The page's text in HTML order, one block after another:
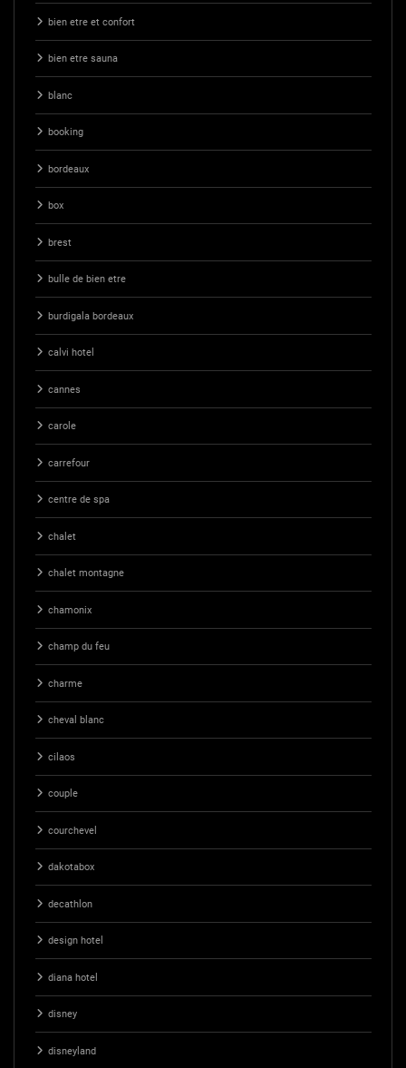
bien etre et confort
bien etre sauna
blanc
booking
bordeaux
box
brest
bulle de bien etre
burdigala bordeaux
calvi hotel
cannes
carole
carrefour
centre de spa
chalet
chalet montagne
chamonix
champ du feu
charme
cheval blanc
cilaos
couple
courchevel
dakotabox
decathlon
design hotel
diana hotel
disney
disneyland